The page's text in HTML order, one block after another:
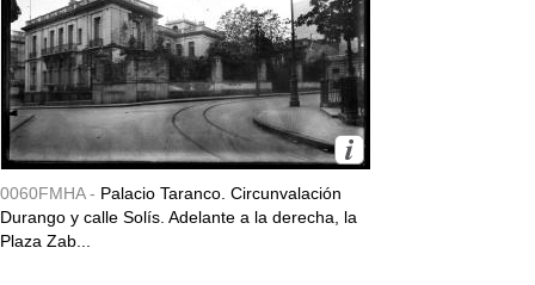
0060FMHA - Palacio Taranco. Circunvalación
Durango y calle Solís. Adelante a la derecha, la
Plaza Zab...